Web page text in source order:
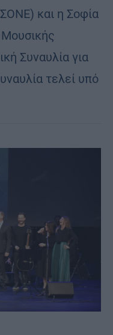
και η Σοφία
Συναυλία για
τελεί υπό